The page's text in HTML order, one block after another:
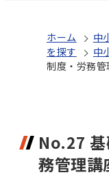
ホーム 中
を探す
中
制度・労務管
No.27
務管理講